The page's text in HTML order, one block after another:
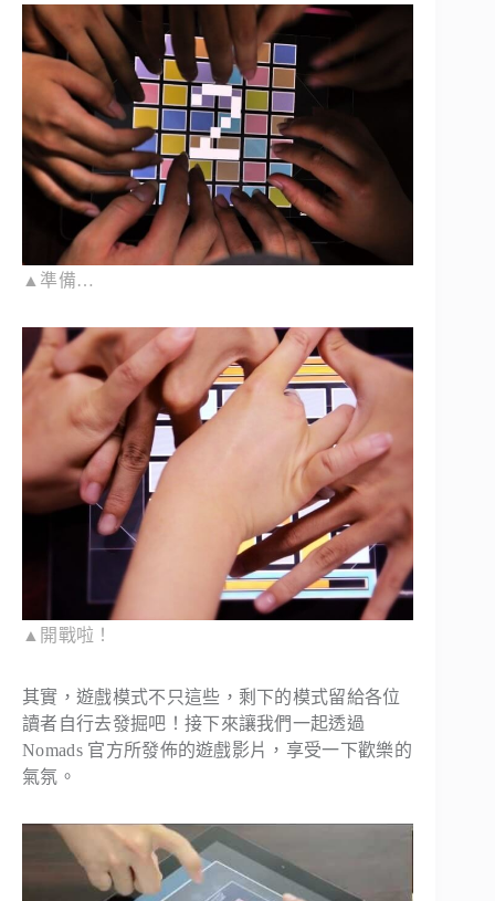
▲準備…
▲開戰啦！
其實，遊戲模式不只這些，剩下的模式留給各位
讀者自行去發掘吧！接下來讓我們一起透過
Nomads 官方所發佈的遊戲影片，享受一下歡樂的
氣氛。